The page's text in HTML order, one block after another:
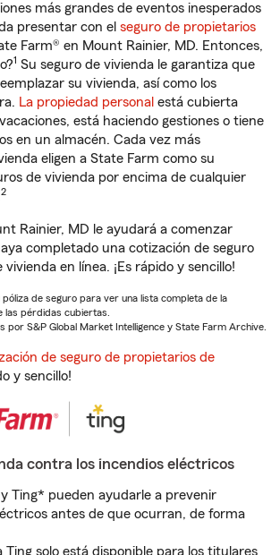
más grandes de eventos inesperados
presentar con el seguro de propietarios
Farm® en Mount Rainier, MD. Entonces,
1 Su seguro de vivienda le garantiza que
su vivienda, así como los
La propiedad personal está cubierta
está haciendo gestiones o tiene
en un almacén. Cada vez más
eligen a State Farm como su
de vivienda por encima de cualquier
2
Rainier, MD le ayudará a comenzar
completado una cotización de seguro
en línea. ¡Es rápido y sencillo!
póliza de seguro para ver una lista completa de la
pérdidas cubiertas.
por S&P Global Market Intelligence y State Farm Archive.
de seguro de propietarios de
y sencillo!
contra los incendios eléctricos
Ting* pueden ayudarle a prevenir
antes de que ocurran, de forma
Ting solo está disponible para los titulares